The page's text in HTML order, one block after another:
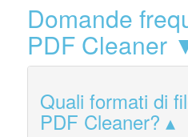
Domande
PDF Cleaner
Quali formati di
PDF Cleaner?